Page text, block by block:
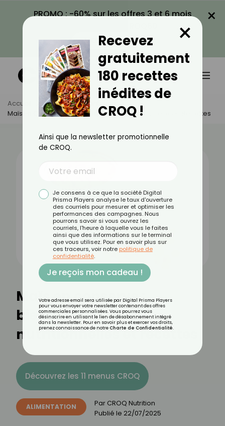
PROMO : -60% sur les offres 3 et 6 mois
VOIR LA PROMO
×
Accueil Actus
Alimentation
Maïs En Conserve : Bienfaits, Valeurs Nutritionnelles Et Recettes
Maïs en conserve :
bienfaits, valeurs
nutritionnelles et recettes
Découvrez les 11 menus CROQ
ALIMENTATION Par CROQ Nutrition
Publié le 22/07/2025
Recevez
gratuitement
180 recettes
inédites de
CROQ !
×
Ainsi que la newsletter promotionnelle
de CROQ.
Je consens à ce que la société Digital
Prisma Players analyse le taux d'ouverture
des courriels pour mesurer et optimiser les
performances des campagnes. Nous
pourrons savoir si vous ouvrez les
courriels, l'heure à laquelle vous le faites
ainsi que des informations sur le terminal
que vous utilisez. Pour en savoir plus sur
ces traceurs, voir notre politique de
confidentialité.
Je reçois mon cadeau !
Votre adresse email sera utilisée par Digital Prisma Players
pour vous envoyer votre newsletter contenant des offres
commerciales personnalisées. Vous pourrez vous
désinscrire en utilisant le lien de désabonnement intégré
dans la newsletter. Pour en savoir plus et exercer vos droits,
prenez connaissance de notre Charte de Confidentialité.